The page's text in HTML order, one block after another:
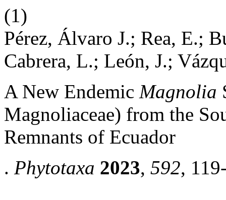
(1)
Pérez, Álvaro J.; Rea, E.;
Cabrera, L.; León, J.;
A New Endemic Magnolia
Magnoliaceae) from the
Remnants of Ecuador
. Phytotaxa 2023, 592,